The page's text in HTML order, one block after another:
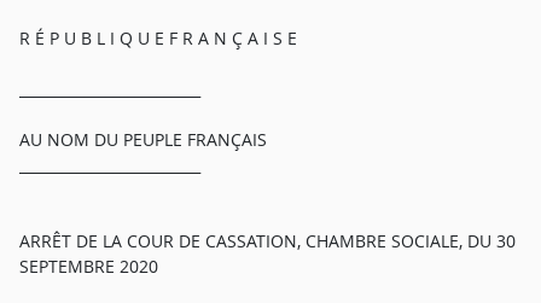
R É P U B L I Q U E F R A N Ç A I S E
AU NOM DU PEUPLE FRANÇAIS
ARRÊT DE LA COUR DE CASSATION, CHAMBRE SOCIALE, DU 30
SEPTEMBRE 2020